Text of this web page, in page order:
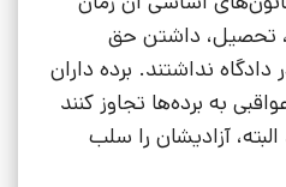
تحصیل، داشتن حق
نداشتند. برده داران
به برده‌ها تجاوز کنند
آزادیشان را سلب